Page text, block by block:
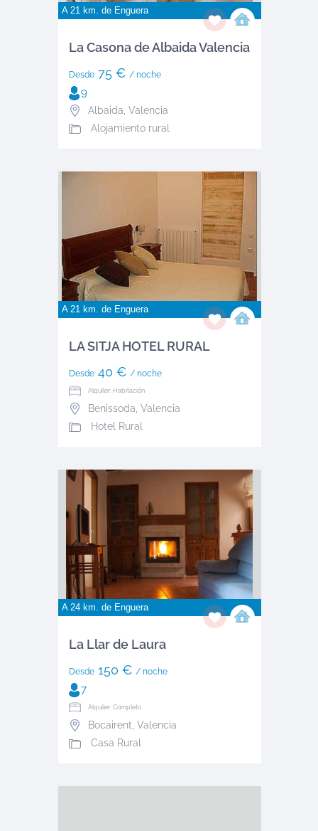
A 21 km. de Enguera
La Casona de Albaida Valencia
Desde75 € / noche
9
Albaida Valencia
Alojamiento rural
A 21 km. de Enguera
LA SITJA HOTEL RURAL
Desde40 € / noche
Alquiler: Habitación
Benissoda Valencia
Hotel Rural
A 24 km. de Enguera
La Llar de Laura
Desde150 € / noche
7
Alquiler: Completo
Bocairent Valencia
Casa Rural